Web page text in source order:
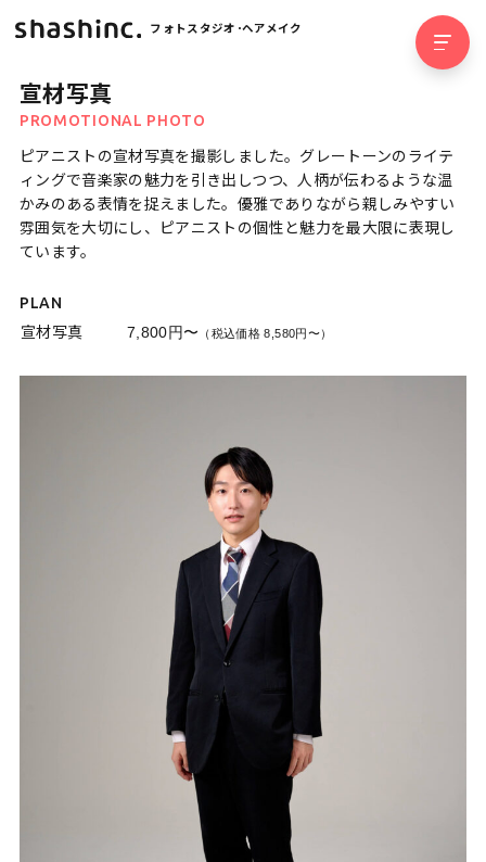
フォトスタジオ･ヘアメイク
宣材写真
PROMOTIONAL PHOTO
ピアニストの宣材写真を撮影しました。グレートーンのライテ
ィングで音楽家の魅力を引き出しつつ、人柄が伝わるような温
かみのある表情を捉えました。優雅でありながら親しみやすい
雰囲気を大切にし、ピアニストの個性と魅力を最大限に表現し
ています。
PLAN
宣材写真
7,800円〜 （税込価格 8,580円〜）